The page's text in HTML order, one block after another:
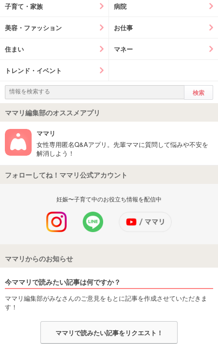
子育て・家族 病院
美容・ファッション お仕事
住まい マネー
トレンド・イベント
ママリ編集部のオススメアプリ
ママリ
女性専用匿名Q&Aアプリ。先輩ママに質問して悩みや不安を
解消しよう！
フォローしてね！ママリ公式アカウント
妊娠〜子育て中のお役立ち情報を配信中
ママリからのお知らせ
今ママリで読みたい記事は何ですか？
ママリ編集部がみなさんのご意見をもとに記事を作成させていただきま
す！
ママリで読みたい記事をリクエスト！